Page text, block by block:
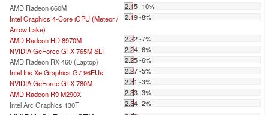
AMD Radeon 660M
2.15 -10%
Intel Graphics 4-Core iGPU (Meteor /
Arrow Lake)
2.19 -8%
AMD Radeon HD 8970M
2.22 -7%
NVIDIA GeForce GTX 765M SLI
2.24 -6%
AMD Radeon RX 460 (Laptop)
2.25 -6%
Intel Iris Xe Graphics G7 96EUs
2.27 -5%
NVIDIA GeForce GTX 780M
2.31 -3%
AMD Radeon R9 M290X
2.33 -3%
Intel Arc Graphics 130T
2.34 -2%